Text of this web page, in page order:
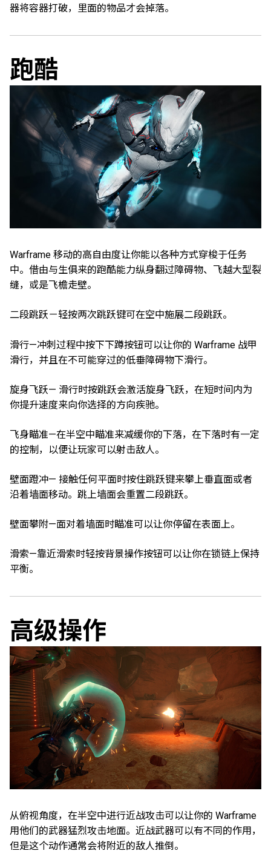
器将容器打破，里面的物品才会掉落。
跑酷
Warframe 移动的高自由度让你能以各种方式穿梭于任务
中。借由与生俱来的跑酷能力纵身翻过障碍物、飞越大型裂
缝，或是飞檐走壁。
二段跳跃－轻按两次跳跃键可在空中施展二段跳跃。
滑行—冲刺过程中按下下蹲按钮可以让你的 Warframe 战甲
滑行，并且在不可能穿过的低垂障碍物下滑行。
旋身飞跃— 滑行时按跳跃会激活旋身飞跃，在短时间内为
你提升速度来向你选择的方向疾驰。
飞身瞄准—在半空中瞄准来减缓你的下落，在下落时有一定
的控制，以便让玩家可以射击敌人。
壁面蹬冲— 接触任何平面时按住跳跃键来攀上垂直面或者
沿着墙面移动。跳上墙面会重置二段跳跃。
壁面攀附—面对着墙面时瞄准可以让你停留在表面上。
滑索—靠近滑索时轻按背景操作按钮可以让你在锁链上保持
平衡。
高级操作
从俯视角度，在半空中进行近战攻击可以让你的 Warframe
用他们的武器猛烈攻击地面。近战武器可以有不同的作用，
但是这个动作通常会将附近的敌人推倒。